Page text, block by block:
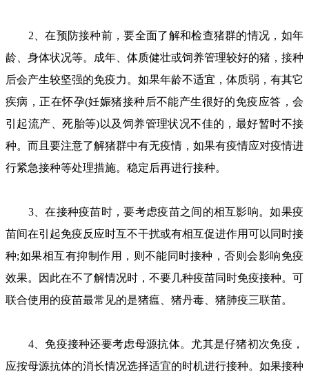
2、在预防接种前，要全面了解和检查猪群的情况，如年
龄、身体状况等。成年、体质健壮或饲养管理较好的猪，接种
后会产生较坚强的免疫力。如果年龄不适宜，体质弱，有其它
疾病，正在怀孕(妊娠猪接种后不能产生很好的免疫应答，会
引起流产、死胎等)以及饲养管理状况不佳的，最好暂时不接
种。而且要注意了解猪群中有无疫情，如果有疫情应对疫情进
行紧急接种等处理措施。稳定后再进行接种。
3、在接种疫苗时，要考虑疫苗之间的相互影响。如果疫
苗间在引起免疫反应时互不干扰或有相互促进作用可以同时接
种;如果相互有抑制作用，则不能同时接种，否则会影响免疫
效果。因此在不了解情况时，不要几种疫苗同时免疫接种。可
联合使用的疫苗最常见的是猪瘟、猪丹毒、猪肺疫三联苗。
4、免疫接种还要考虑母源抗体。尤其是仔猪初次免疫，
应按母源抗体的消长情况选择适宜的时机进行接种。如果接种